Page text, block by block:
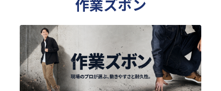
作業ズボン